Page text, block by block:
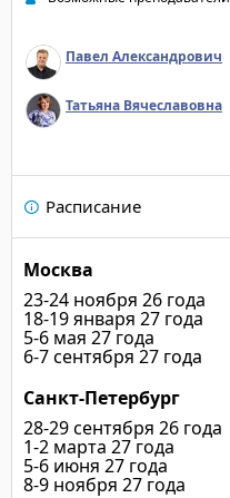
Павел Александрович
Татьяна Вячеславовна
Расписание
Москва
23-24 ноября 26 года
18-19 января 27 года
5-6 мая 27 года
6-7 сентября 27 года
Санкт-Петербург
28-29 сентября 26 года
1-2 марта 27 года
5-6 июня 27 года
8-9 ноября 27 года